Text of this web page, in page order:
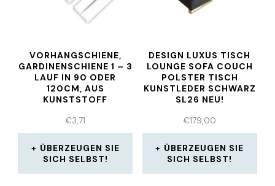
VORHANGSCHIENE,
GARDINENSCHIENE 1 – 3
LAUF IN 90 ODER
120CM, AUS
KUNSTSTOFF
€3,71
ÜBERZEUGEN SIE
SICH SELBST!
DESIGN LUXUS TISCH
LOUNGE SOFA COUCH
POLSTER TISCH
KUNSTLEDER SCHWARZ
SL26 NEU!
€179,00
ÜBERZEUGEN SIE
SICH SELBST!